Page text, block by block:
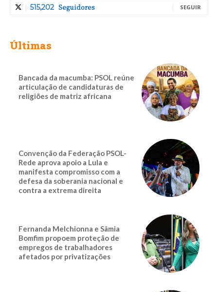
515,202 Seguidores SEGUIR
Últimas
Bancada da macumba: PSOL reúne
articulação de candidaturas de
religiões de matriz africana
Convenção da Federação PSOL-
Rede aprova apoio a Lula e
manifesta compromisso com a
defesa da soberania nacional e
contra a extrema direita
Fernanda Melchionna e Sâmia
Bomfim propoem proteção de
empregos de trabalhadores
afetados por privatizações